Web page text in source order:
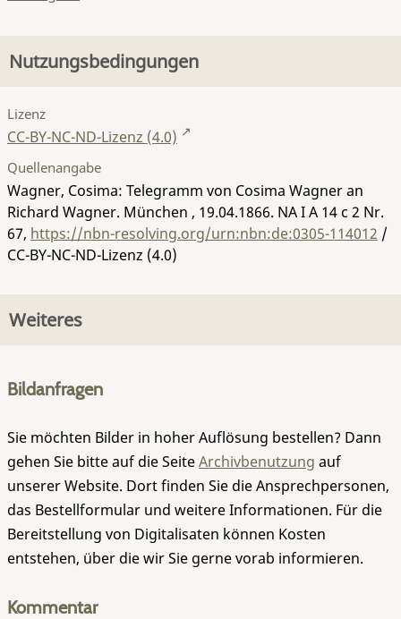
Nutzungsbedingungen
Lizenz
CC-BY-NC-ND-Lizenz (4.0)
Quellenangabe
Wagner, Cosima: Telegramm von Cosima Wagner an
Richard Wagner. München , 19.04.1866. NA I A 14 c 2 Nr.
67, https://nbn-resolving.org/urn:nbn:de:0305-114012 /
CC-BY-NC-ND-Lizenz (4.0)
Weiteres
Bildanfragen
Sie möchten Bilder in hoher Auflösung bestellen? Dann
gehen Sie bitte auf die SeiteArchivbenutzung auf
unserer Website. Dort finden Sie die Ansprechpersonen,
das Bestellformular und weitere Informationen. Für die
Bereitstellung von Digitalisaten können Kosten
entstehen, über die wir Sie gerne vorab informieren.
Kommentar